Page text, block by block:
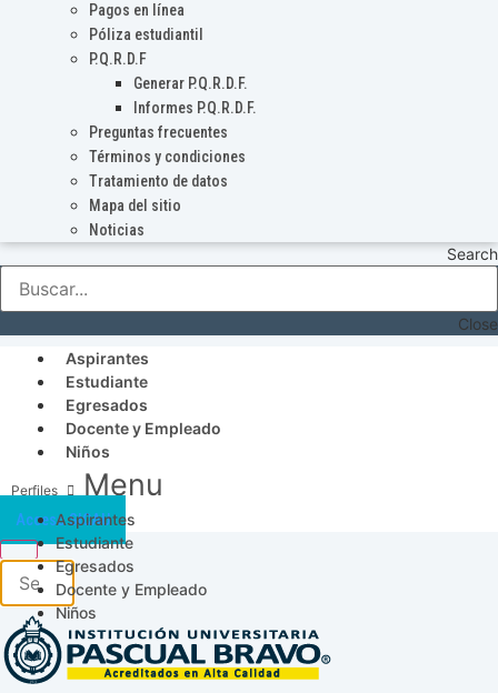
Pagos en línea
Póliza estudiantil
P.Q.R.D.F
Generar P.Q.R.D.F.
Informes P.Q.R.D.F.
Preguntas frecuentes
Términos y condiciones
Tratamiento de datos
Mapa del sitio
Noticias
Search
Close
Aspirantes
Estudiante
Egresados
Docente y Empleado
Niños
Menu
Aspirantes
Estudiante
Egresados
Docente y Empleado
Niños
Acceso SICAU